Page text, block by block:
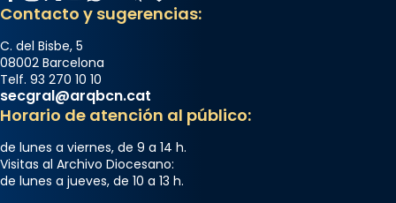
Contacto y sugerencias:
C. del Bisbe, 5
08002 Barcelona
Telf. 93 270 10 10
secgral@arqbcn.cat
Horario de atención al público:
de lunes a viernes, de 9 a 14 h.
Visitas al Archivo Diocesano:
de lunes a jueves, de 10 a 13 h.